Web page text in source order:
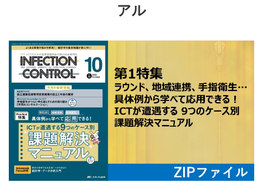
アル